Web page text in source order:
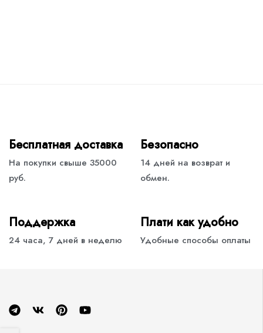
Бесплатная доставка
На покупки свыше 35000
руб.
Безопасно
14 дней на возврат и
обмен.
Поддержка
24 часа, 7 дней в неделю
Плати как удобно
Удобные способы оплаты